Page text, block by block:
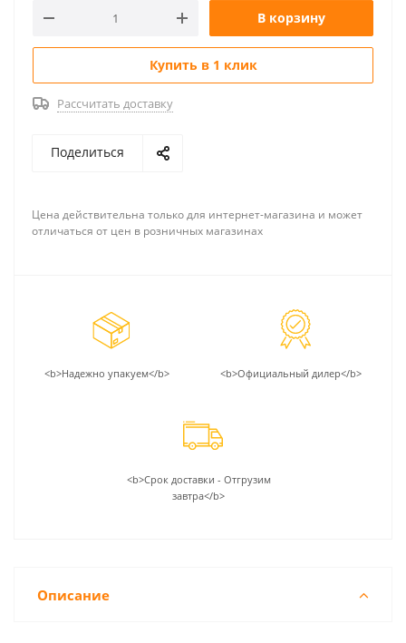
В корзину
Купить в 1 клик
Рассчитать доставку
Поделиться
Цена действительна только для интернет-магазина и может
отличаться от цен в розничных магазинах
<b>Надежно упакуем</b> <b>Официальный дилер</b>
<b>Срок доставки - Отгрузим
завтра</b>
Описание